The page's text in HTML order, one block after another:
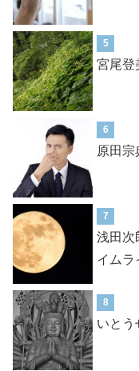
5
宮尾登
6
原田宗
7
浅田次
イムラ
8
いとう